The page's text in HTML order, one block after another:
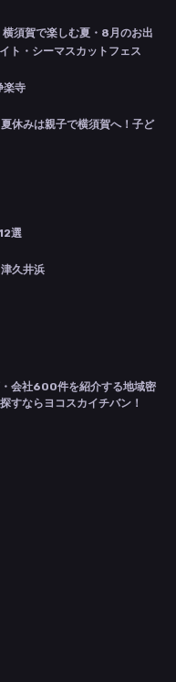
横須賀で楽しむ夏・8月のお出
ト・シーマスカットフェス
楽寺
休みは親子で横須賀へ！子ど
選
久井浜
会社600件を紹介する地域密
すならヨコスカイチバン！